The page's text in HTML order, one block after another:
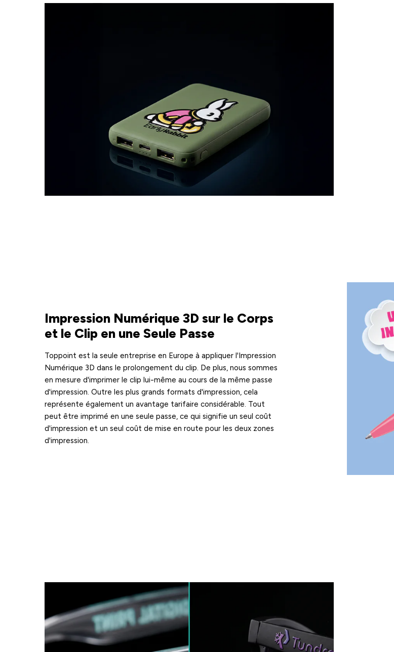
Impression Numérique 3D sur le Corps
et le Clip en une Seule Passe
Toppoint est la seule entreprise en Europe à appliquer l'Impression
Numérique 3D dans le prolongement du clip. De plus, nous sommes
en mesure d'imprimer le clip lui-même au cours de la même passe
d'impression. Outre les plus grands formats d'impression, cela
représente également un avantage tarifaire considérable. Tout
peut être imprimé en une seule passe, ce qui signifie un seul coût
d'impression et un seul coût de mise en route pour les deux zones
d'impression.